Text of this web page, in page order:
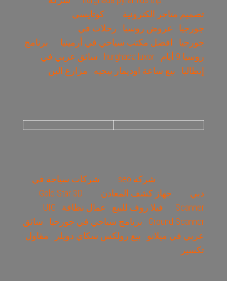
تصميم متاجر الكترونية
كوتايسي
جورجيا
عروض روسيا
رحلات في
جورجيا
افضل مكتب سياحي في أرمينيا
برنامج
روسيا 9 أيام
hurghada luxor
سائق عربي في
إيطاليا
بيع ساعة اوديمار بيجيه مزارع البن
شركة seo
شركات سياحة في
دبي
جهاز كشف المعادن
Gold Star 3D
Scanner
فيلا روف للبيع عمال نظافة
UIG
Ground Scanner
برنامج سياحي في جورجيا
سائق
عربي في ميلانو
بيع رولكس سكاي دويلر
مقاول
تكسير